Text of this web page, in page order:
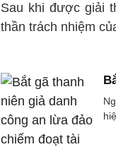
Sau khi được giải
thần trách nhiệm